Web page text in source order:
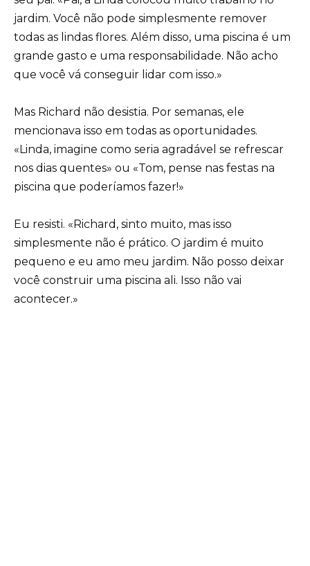
jardim. Você não pode simplesmente remover
todas as lindas flores. Além disso, uma piscina é um
grande gasto e uma responsabilidade. Não acho
que você vá conseguir lidar com isso.»
Mas Richard não desistia. Por semanas, ele
mencionava isso em todas as oportunidades.
«Linda, imagine como seria agradável se refrescar
nos dias quentes» ou «Tom, pense nas festas na
piscina que poderíamos fazer!»
Eu resisti. «Richard, sinto muito, mas isso
simplesmente não é prático. O jardim é muito
pequeno e eu amo meu jardim. Não posso deixar
você construir uma piscina ali. Isso não vai
acontecer.»